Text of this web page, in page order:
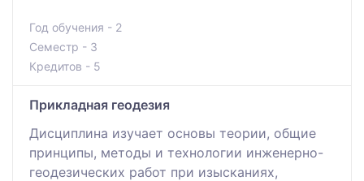
Год обучения - 2
Семестр - 3
Кредитов - 5
Прикладная геодезия
Дисциплина изучает основы теории, общие
принципы, методы и технологии инженерно-
геодезических работ при изысканиях,